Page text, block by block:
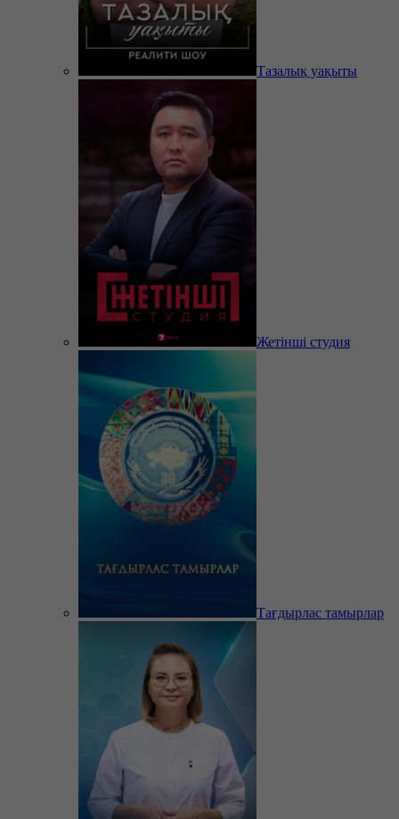
Тазалық уақыты
Жетінші студия
Тағдырлас тамырлар